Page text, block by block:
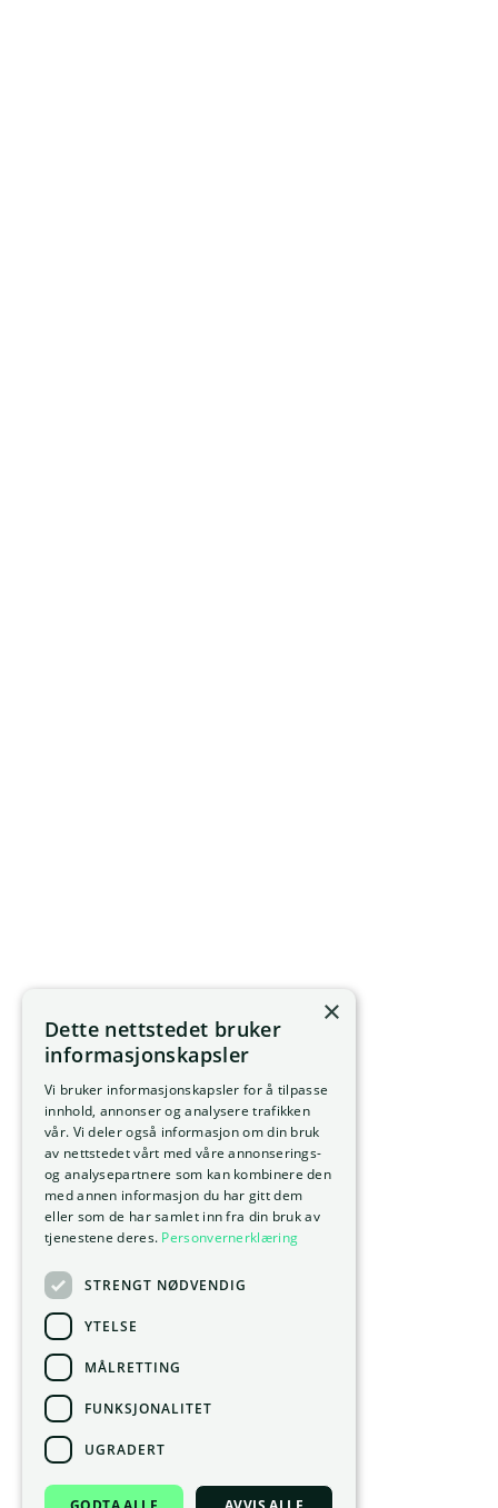
×
Dette nettstedet bruker
informasjonskapsler
Vi bruker informasjonskapsler for å tilpasse
innhold, annonser og analysere trafikken
vår. Vi deler også informasjon om din bruk
av nettstedet vårt med våre annonserings-
og analysepartnere som kan kombinere den
med annen informasjon du har gitt dem
eller som de har samlet inn fra din bruk av
tjenestene deres. Personvernerklæring
STRENGT NØDVENDIG
YTELSE
MÅLRETTING
FUNKSJONALITET
UGRADERT